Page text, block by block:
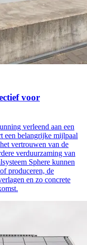
voor
verleend aan een
een belangrijke mijlpaal
vertrouwen van de
verduurzaming van
Sphere kunnen
produceren, de
en zo concrete